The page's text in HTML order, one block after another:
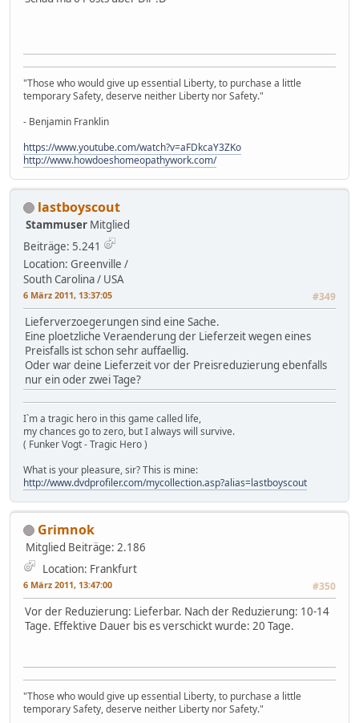
"Those who would give up essential Liberty, to purchase a little
temporary Safety, deserve neither Liberty nor Safety."
- Benjamin Franklin
https://www.youtube.com/watch?v=aFDkcaY3ZKo
http://www.howdoeshomeopathywork.com/
lastboyscout
Stammuser Mitglied
Beiträge: 5.241
Location: Greenville /
South Carolina / USA
6 März 2011, 13:37:05 #349
Lieferverzoegerungen sind eine Sache.
Eine ploetzliche Veraenderung der Lieferzeit wegen eines
Preisfalls ist schon sehr auffaellig.
Oder war deine Lieferzeit vor der Preisreduzierung ebenfalls
nur ein oder zwei Tage?
I`m a tragic hero in this game called life,
my chances go to zero, but I always will survive.
( Funker Vogt - Tragic Hero )
What is your pleasure, sir? This is mine:
http://www.dvdprofiler.com/mycollection.asp?alias=lastboyscout
Grimnok
Mitglied Beiträge: 2.186
Location: Frankfurt
6 März 2011, 13:47:00 #350
Vor der Reduzierung: Lieferbar. Nach der Reduzierung: 10-14
Tage. Effektive Dauer bis es verschickt wurde: 20 Tage.
"Those who would give up essential Liberty, to purchase a little
temporary Safety, deserve neither Liberty nor Safety."